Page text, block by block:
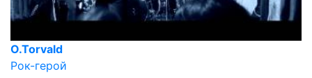
O.Torvald
Рок-герой